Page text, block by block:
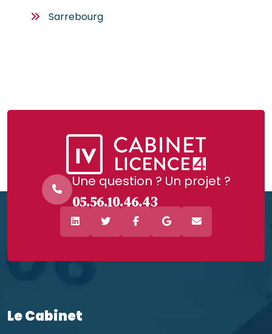
Sarrebourg
Une question ? Un projet ?
05.56.10.46.43
Le Cabinet